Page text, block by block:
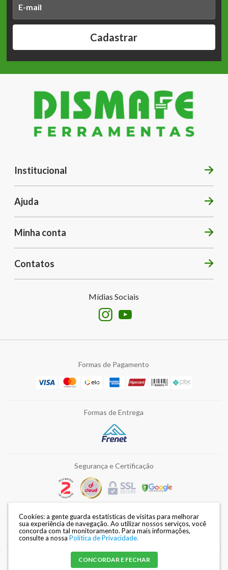
Cookies: a gente guarda estatísticas de visitas para melhorar
sua experiência de navegação. Ao utilizar nossos serviços, você
concorda com tal monitoramento. Para mais informações,
consulte a nossa Política de Privacidade.
CONCORDAR E FECHAR
Cadastrar
Institucional
Ajuda
Minha conta
Contatos
Formas de Pagamento
Formas de Entrega
Segurança e Certificação
Razão Social: DISMAFE FERRAMENTAS LTDA | CNPJ: 82.028.002/0002-34 |
Endereço: Avenida Duque de Caxias, 3240 - Londrina / PR |